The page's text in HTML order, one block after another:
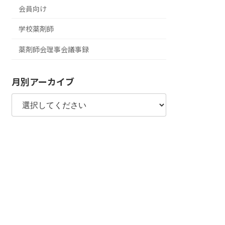
会員向け
学校薬剤師
薬剤師会理事会議事録
月別アーカイブ